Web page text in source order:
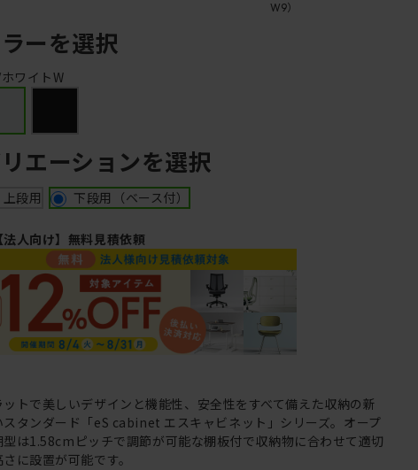
W9）
ーを選択
ワイトW
エーションを選択
上段用 下段用（ベース付）
人向け】無料見積依頼
ットで美しいデザインと機能性、安全性をすべて備えた収納の新
スタンダード「eS cabinet エスキャビネット」シリーズ。オープ
型は1.58cmピッチで調節が可能な棚板付で収納物に合わせて適切
に設置が可能です。